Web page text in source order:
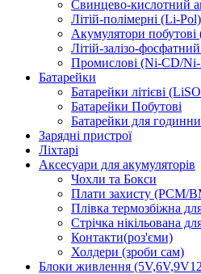
Свинцево-кислотний
Літій-полімерні (Li-Pol)
Акумулятори
Літій-залізо-
Промислові (Ni-CD/
Батарейки
Батарейки літієві
Батарейки Побутові
Батарейки для
Зарядні пристрої
Ліхтарі
Аксесуари для акумуляторів
Чохли та Бокси
Плати захисту (PCM/
Плівка термозбіжна
Стрічка нікільована
Контакти(роз'єми)
Холдери (зроби сам)
Блоки живлення